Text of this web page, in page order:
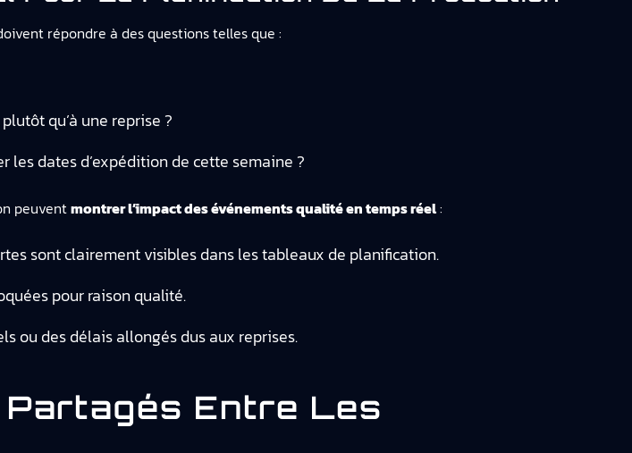
répondre à des questions telles que :
qu’à une reprise ?
dates d’expédition de cette semaine ?
peuventmontrer l’impact des événements qualité en temps réel:
sont clairement visibles dans les tableaux de planification.
pour raison qualité.
ou des délais allongés dus aux reprises.
Partagés Entre Les